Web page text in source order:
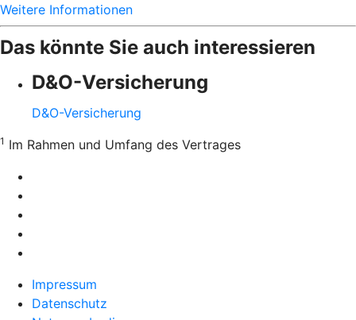
Weitere Informationen
Das könnte Sie auch interessieren
D&O-Versicherung
D&O-Versicherung
1 Im Rahmen und Umfang des Vertrages
Impressum
Datenschutz